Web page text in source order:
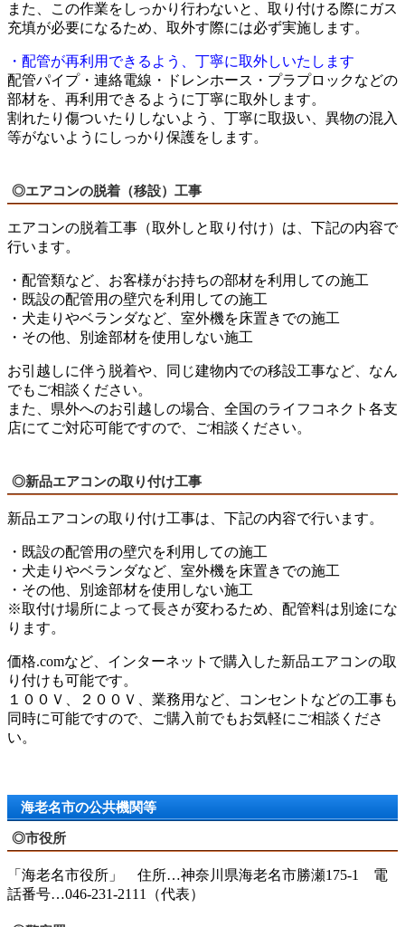
また、この作業をしっかり行わないと、取り付ける際にガス
充填が必要になるため、取外す際には必ず実施します。
・配管が再利用できるよう、丁寧に取外しいたします
配管パイプ・連絡電線・ドレンホース・プラプロックなどの
部材を、再利用できるように丁寧に取外します。
割れたり傷ついたりしないよう、丁寧に取扱い、異物の混入
等がないようにしっかり保護をします。
◎エアコンの脱着（移設）工事
エアコンの脱着工事（取外しと取り付け）は、下記の内容で
行います。
・配管類など、お客様がお持ちの部材を利用しての施工
・既設の配管用の壁穴を利用しての施工
・犬走りやベランダなど、室外機を床置きでの施工
・その他、別途部材を使用しない施工
お引越しに伴う脱着や、同じ建物内での移設工事など、なん
でもご相談ください。
また、県外へのお引越しの場合、全国のライフコネクト各支
店にてご対応可能ですので、ご相談ください。
◎新品エアコンの取り付け工事
新品エアコンの取り付け工事は、下記の内容で行います。
・既設の配管用の壁穴を利用しての施工
・犬走りやベランダなど、室外機を床置きでの施工
・その他、別途部材を使用しない施工
※取付け場所によって長さが変わるため、配管料は別途にな
ります。
価格.comなど、インターネットで購入した新品エアコンの取
り付けも可能です。
１００Ｖ、２００Ｖ、業務用など、コンセントなどの工事も
同時に可能ですので、ご購入前でもお気軽にご相談くださ
い。
海老名市の公共機関等
◎市役所
「海老名市役所」 住所…神奈川県海老名市勝瀬175-1 電
話番号…046-231-2111（代表）